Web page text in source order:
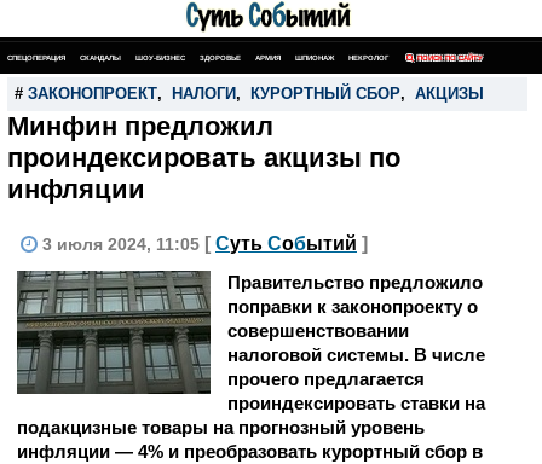
СПЕЦОПЕРАЦИЯ СКАНДАЛЫ ШОУ-БИЗНЕС ЗДОРОВЬЕ АРМИЯ ШПИОНАЖ НЕКРОЛОГ ПОИСК ПО САЙТУ
# ЗАКОНОПРОЕКТ, НАЛОГИ , КУРОРТНЫЙ СБОР, АКЦИЗЫ
Минфин предложил
проиндексировать акцизы по
инфляции
3 июля 2024, 11:05 [ Суть Событий ]
Правительство предложило
поправки к законопроекту о
совершенствовании
налоговой системы. В числе
прочего предлагается
проиндексировать ставки на
подакцизные товары на прогнозный уровень
инфляции — 4% и преобразовать курортный сбор в